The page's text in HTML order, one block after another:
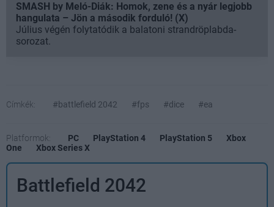
SMASH by Meló-Diák: Homok, zene és a nyár legjobb
hangulata – Jön a második forduló! (X)
Július végén folytatódik a balatoni strandröplabda-
sorozat.
Címkék: #battlefield 2042 #fps #dice #ea
Platformok: PC PlayStation 4 PlayStation 5
Xbox
One
Xbox Series X
Battlefield 2042